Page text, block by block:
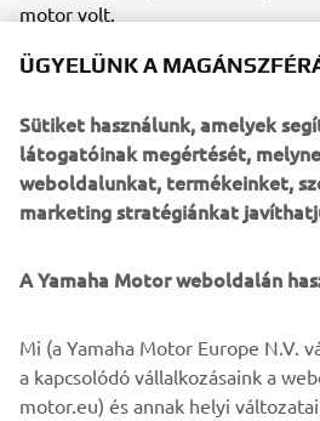
motor volt.
1976 XT500
©Yamaha Motor Europe N.V. /
kereskedelmi vagy nem
használhatók fel a Yamaha Motor
Yamaha Motor Co., Ltd. kifejezett
ÜGYELÜNK A
Sütiket használunk, amelyek
látogatóinak megértését,
weboldalunkat, termékeinket,
marketing stratégiánkat
A Yamaha Motor weboldalán
Mi (a Yamaha Motor Europe N.V.
a kapcsolódó vállalkozásaink a
motor.eu) és annak helyi